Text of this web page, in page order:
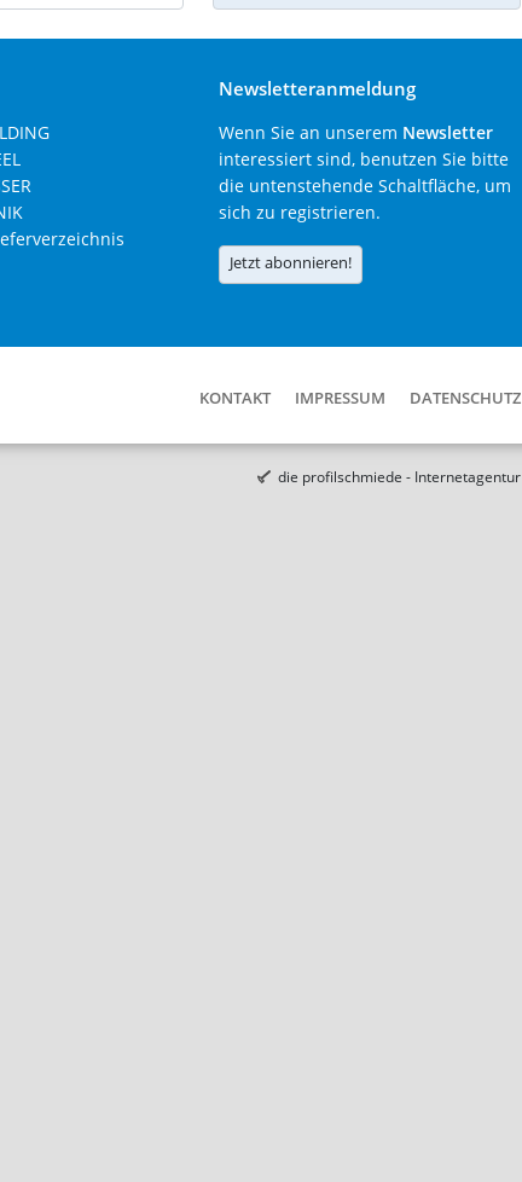
Newsletteranmeldung
Wenn Sie an unserem Newsletter
interessiert sind, benutzen Sie bitte
die untenstehende Schaltfläche, um
sich zu registrieren.
Jetzt abonnieren!
KONTAKT IMPRESSUM DATENSCHUTZ
die profilschmiede - Internetagentur